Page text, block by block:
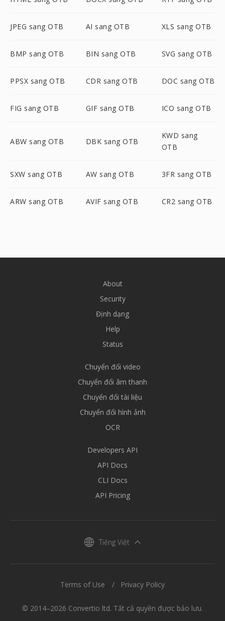
JPEG sang OTB AI sang OTB XLS sang OTB
BMP sang OTB BIN sang OTB SVG sang OTB
PPSX sang OTB CDR sang OTB DOC sang OTB
FIG sang OTB GIF sang OTB ICO sang OTB
ABW sang OTB DBK sang OTB
KWD sang
OTB
SXW sang OTB AW sang OTB 3FR sang OTB
ARW sang OTB AVIF sang OTB CR2 sang OTB
About
Security
Định dạng
Help
Status
Chuyển đổi video
Chuyển đổi âm thanh
Chuyển đổi tài liệu
Chuyển đổi hình ảnh
OCR
Developers API
API Docs
CLI Docs
API Pricing
Tiếng Việt
© 2014–2026 Convertio ltd. Tất cả quyền được bảo lưu.
Terms of Use Privacy Policy